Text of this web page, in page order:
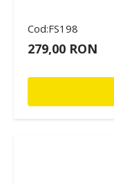
Cod:FS198
279,00 RON